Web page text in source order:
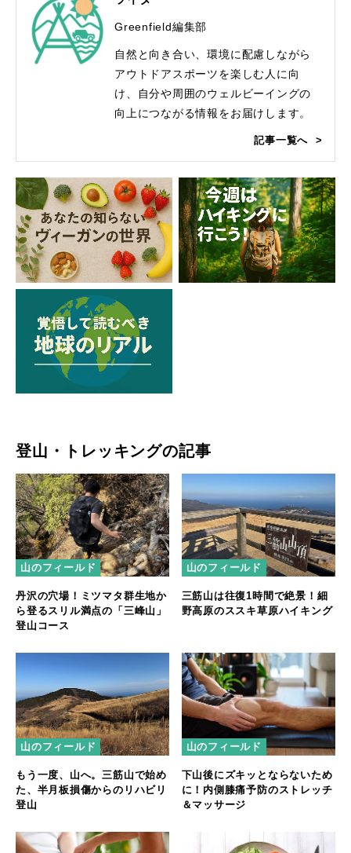
Greenfield編集部
自然と向き合い、環境に配慮しながら
アウトドアスポーツを楽しむ人に向
け、自分や周囲のウェルビーイングの
向上につながる情報をお届けします。
記事一覧へ
登山・トレッキングの記事
山のフィールド
丹沢の穴場！ミツマタ群生地か
ら登るスリル満点の「三峰山」
登山コース
山のフィールド
三筋山は往復1時間で絶景！細
野高原のススキ草原ハイキング
山のフィールド
もう一度、山へ。三筋山で始め
た、半月板損傷からのリハビリ
登山
山のフィールド
下山後にズキッとならないため
に！内側膝痛予防のストレッチ
＆マッサージ